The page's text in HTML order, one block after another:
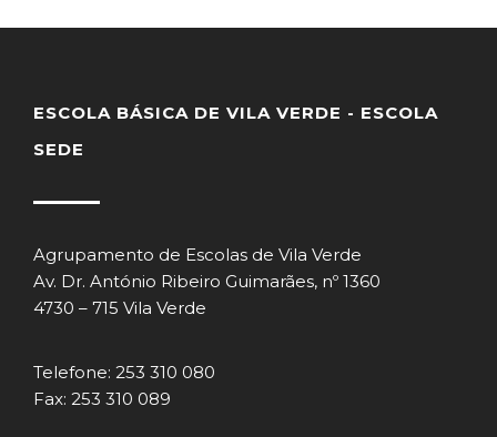
ESCOLA BÁSICA DE VILA VERDE - ESCOLA
SEDE
Agrupamento de Escolas de Vila Verde
Av. Dr. António Ribeiro Guimarães, nº 1360
4730 – 715 Vila Verde
Telefone: 253 310 080
Fax: 253 310 089